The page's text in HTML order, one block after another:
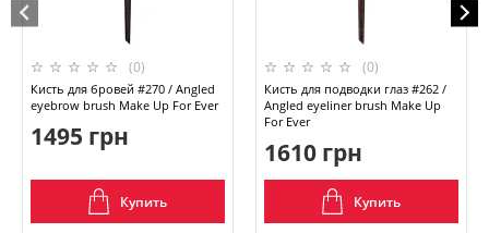
(0)
Кисть для бровей #270 / Angled
eyebrow brush Make Up For Ever
1495 грн
Купить
(0)
Кисть для подводки глаз #262 /
Angled eyeliner brush Make Up
For Ever
1610 грн
Купить